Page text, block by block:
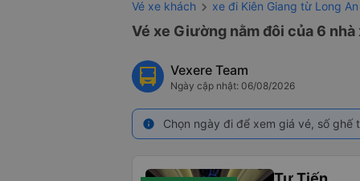
Vé xe khách xe đi Kiên Giang từ Long An
Vé xe Giường nằm đôi của 6
Vexere Team
Ngày cập nhật: 06/08/2026
info Chọn ngày đi để xem giá vé, số